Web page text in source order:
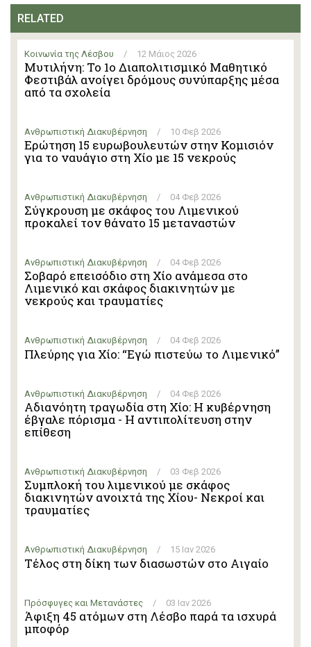
RELATED
Κοινωνία της Λέσβου / 12 Μάιος 2026
Μυτιλήνη: Το 1ο Διαπολιτισμικό Μαθητικό
Φεστιβάλ ανοίγει δρόμους συνύπαρξης μέσα
από τα σχολεία
Ανθρωπιστική Διακυβέρνηση / 10 Φεβ 2026
Ερώτηση 15 ευρωβουλευτών στην Κομισιόν
για το ναυάγιο στη Χίο με 15 νεκρούς
Ανθρωπιστική Διακυβέρνηση / 04 Φεβ 2026
Σύγκρουση με σκάφος του Λιμενικού
προκαλεί τον θάνατο 15 μεταναστών
Ανθρωπιστική Διακυβέρνηση / 04 Φεβ 2026
Σοβαρό επεισόδιο στη Χίο ανάμεσα στο
Λιμενικό και σκάφος διακινητών με
νεκρούς και τραυματίες
Ανθρωπιστική Διακυβέρνηση / 04 Φεβ 2026
Πλεύρης για Χίο: “Εγώ πιστεύω το Λιμενικό”
Ανθρωπιστική Διακυβέρνηση / 04 Φεβ 2026
Αδιανόητη τραγωδία στη Χίο: Η κυβέρνηση
έβγαλε πόρισμα - Η αντιπολίτευση στην
επίθεση
Ανθρωπιστική Διακυβέρνηση / 03 Φεβ 2026
Συμπλοκή του λιμενικού με σκάφος
διακινητών ανοιχτά της Χίου- Νεκροί και
τραυματίες
Ανθρωπιστική Διακυβέρνηση / 15 Ιαν 2026
Τέλος στη δίκη των διασωστών στο Αιγαίο
Πρόσφυγες και Μετανάστες / 03 Ιαν 2026
Άφιξη 45 ατόμων στη Λέσβο παρά τα ισχυρά
μποφόρ